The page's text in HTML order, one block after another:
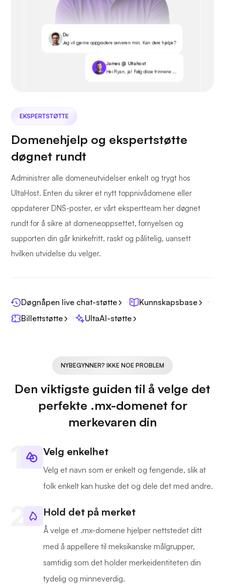
Du
Jeg vil gjerne oppgradere serveren min. Kan dere hjelpe?
James @ Ultahost
Hei Ryan, ja! Følg disse trinnene ...
EKSPERTSTØTTE
Domenehjelp og ekspertstøtte
døgnet rundt
Administrer alle domeneutvidelser enkelt og trygt hos
UltaHost. Enten du sikrer et nytt toppnivådomene eller
oppdaterer DNS-poster, er vårt ekspertteam her døgnet
rundt for å sikre at domeneoppsettet, fornyelsen og
supporten din går knirkefritt, raskt og pålitelig, uansett
hvilken utvidelse du velger.
Døgnåpen live chat-støtte
Kunnskapsbase
Billettstøtte
UltaAI-støtte
NYBEGYNNER? IKKE NOE PROBLEM
Den viktigste guiden til å velge det
perfekte .mx-domenet for
merkevaren din
Velg enkelhet
Velg et navn som er enkelt og fengende, slik at
folk enkelt kan huske det og dele det med andre.
Hold det på merket
Å velge et .mx-domene hjelper nettstedet ditt
med å appellere til meksikanske målgrupper,
samtidig som det holder merkeidentiteten din
tydelig og minneverdig.